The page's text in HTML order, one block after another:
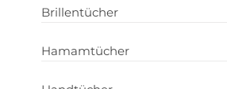
Brillentücher
Hamamtücher